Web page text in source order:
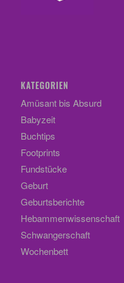
KATEGORIEN
Amüsant bis Absurd
Babyzeit
Buchtips
Footprints
Fundstücke
Geburt
Geburtsberichte
Hebammenwissenschaft
Schwangerschaft
Wochenbett